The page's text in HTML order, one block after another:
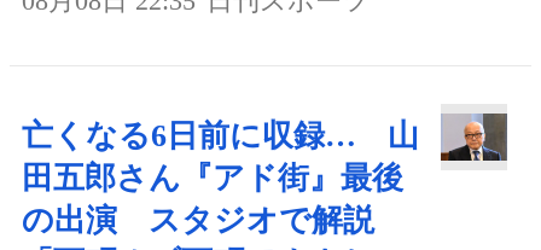
亡くなる6日前に収録… 山
田五郎さん『アド街』最後
の出演 スタジオで解説